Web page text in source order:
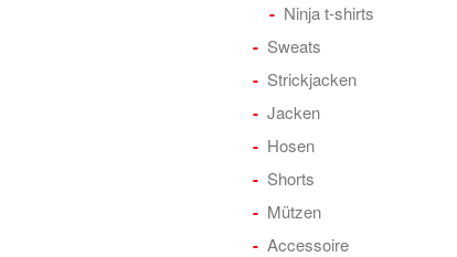
Ninja t-shirts
Sweats
Strickjacken
Jacken
Hosen
Shorts
Mützen
Accessoire